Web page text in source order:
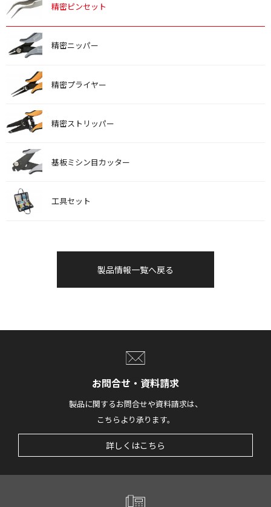
精密ピンセット
精密ニッパー
精密プライヤー
精密ストリッパー
基板ミシン目カッター
工具セット
製品情報一覧へ戻る
お問合せ・資料請求
製品に関するお問合せや資料請求は、
こちらより承ります。
詳しくはこちら